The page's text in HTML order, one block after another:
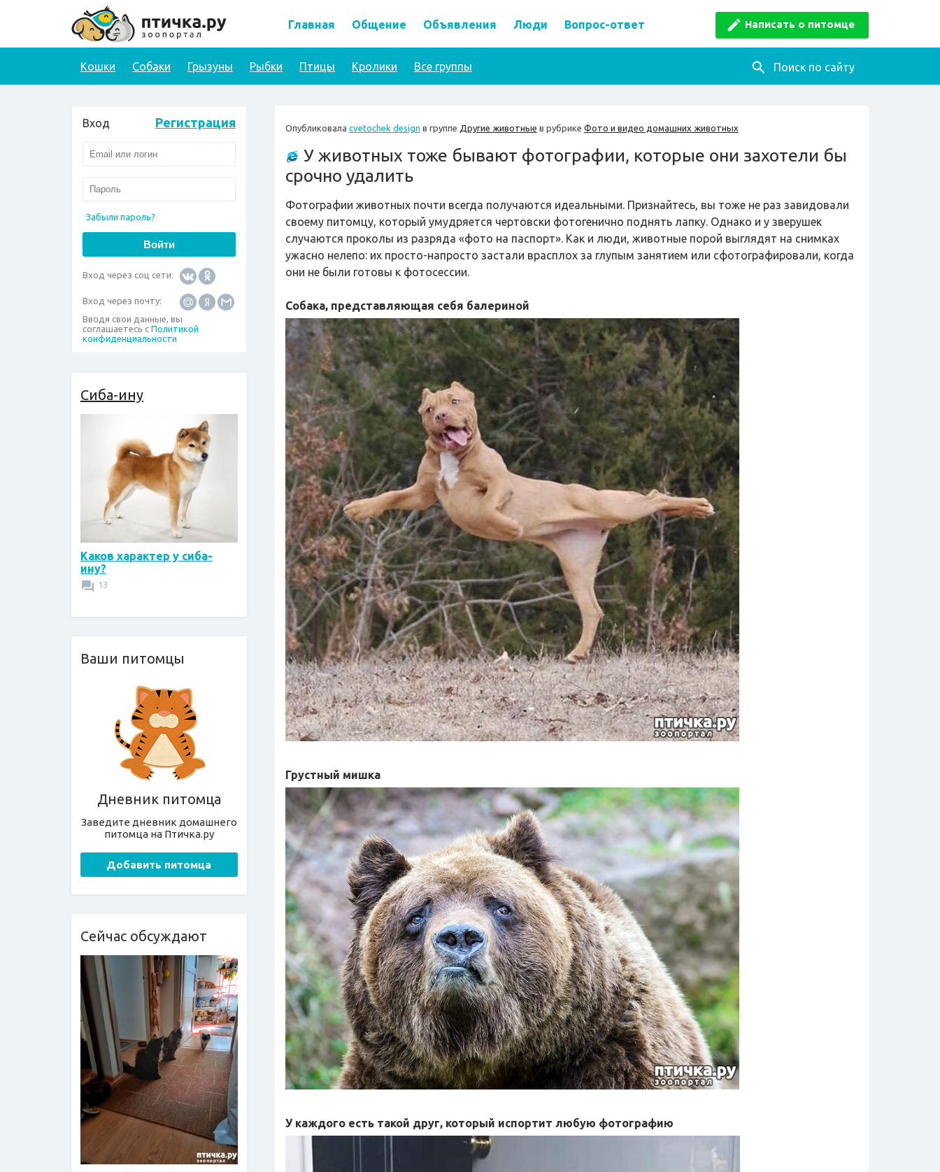
Написать о питомце
Главная Общение Объявления Люди Вопрос-ответ
Поиск по сайту
Кошки Собаки Грызуны Рыбки Птицы Кролики Все группы
Вход Регистрация
Забыли пароль?
Вход через соц сети:
Вход через почту:
Вводя свои данные, вы
соглашаетесь с Политикой
конфиденциальности
Сиба-ину
Каков характер у сиба-
ину?
13
Ваши питомцы
Дневник питомца
Заведите дневник домашнего
питомца на Птичка.ру
Добавить питомца
Сейчас обсуждают
Опубликовала cvetochek design в группе Другие животные в рубрике Фото и видео домашних животных
У животных тоже бывают фотографии, которые они захотели бы
срочно удалить
Фотографии животных почти всегда получаются идеальными. Признайтесь, вы тоже не раз завидовали
своему питомцу, который умудряется чертовски фотогенично поднять лапку. Однако и у зверушек
случаются проколы из разряда «фото на паспорт». Как и люди, животные порой выглядят на снимках
ужасно нелепо: их просто-напросто застали врасплох за глупым занятием или сфотографировали, когда
они не были готовы к фотосессии.
Собака, представляющая себя балериной
Грустный мишка
У каждого есть такой друг, который испортит любую фотографию